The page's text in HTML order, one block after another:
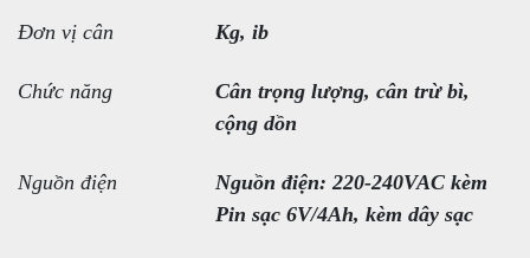
Đơn vị cân Kg, ib
Chức năng
Cân trọng lượng, cân trừ bì,
cộng dồn
Nguồn điện
Nguồn điện: 220-240VAC kèm
Pin sạc 6V/4Ah, kèm dây sạc